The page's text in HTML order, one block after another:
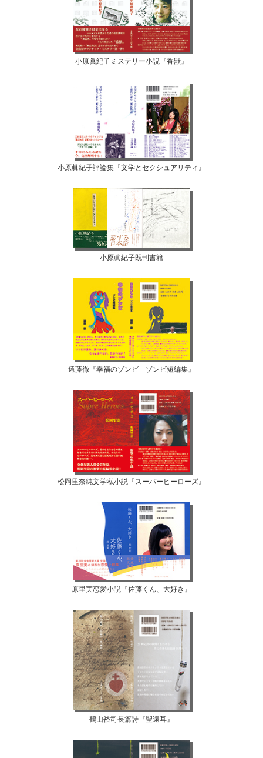
小原眞紀子ミステリー小説『香獣』
小原眞紀子評論集『文学とセクシュアリティ』
小原眞紀子既刊書籍
遠藤徹『幸福のゾンビ ゾンビ短編集』
松岡里奈純文学私小説『スーパーヒーローズ』
原里実恋愛小説『佐藤くん、大好き』
鶴山裕司長篇詩『聖遠耳』